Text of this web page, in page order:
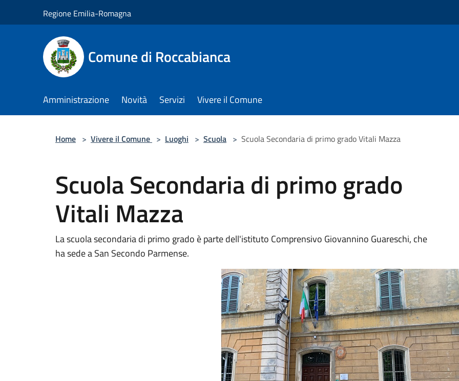
Regione Emilia-Romagna
Comune di Roccabianca
Amministrazione Novità Servizi Vivere il Comune
Home > Vivere il Comune > Luoghi > Scuola > Scuola Secondaria di primo grado Vitali Mazza
Scuola Secondaria di primo grado
Vitali Mazza
La scuola secondaria di primo grado è parte dell'istituto Comprensivo Giovannino Guareschi, che
ha sede a San Secondo Parmense.